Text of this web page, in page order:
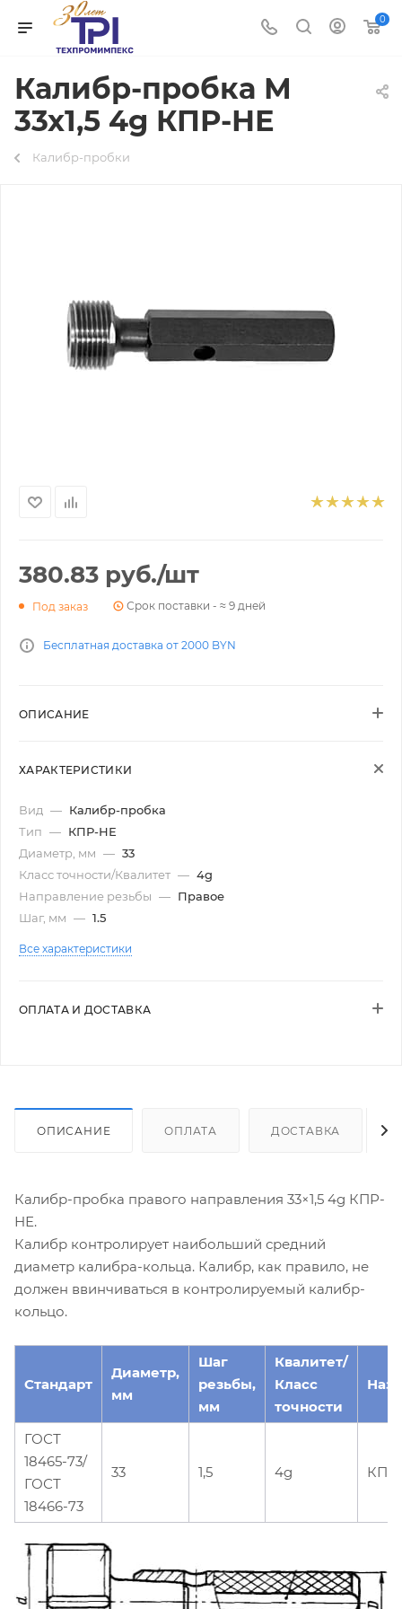
0
Калибр-пробка М
33х1,5 4g КПР-НЕ
Калибр-пробки
380.83 руб./шт
Под заказ Срок поставки - ≈ 9 дней
Бесплатная доставка от 2000 BYN
ОПИСАНИЕ
ХАРАКТЕРИСТИКИ
Вид — Калибр-пробка
Тип — КПР-НЕ
Диаметр, мм — 33
Класс точности/Квалитет — 4g
Направление резьбы — Правое
Шаг, мм — 1.5
Все характеристики
ОПЛАТА И ДОСТАВКА
ОПИСАНИЕ ОПЛАТА ДОСТАВКА
Калибр-пробка правого направления 33×1,5 4g КПР-
НЕ.
Калибр контролирует наибольший средний
диаметр калибра-кольца. Калибр, как правило, не
должен ввинчиваться в контролируемый калибр-
кольцо.
Стандарт
Диаметр,
мм
Шаг
резьбы,
мм
Квалитет/
Класс
точности
ГОСТ
18465-73/
ГОСТ
18466-73
33 1,5 4g